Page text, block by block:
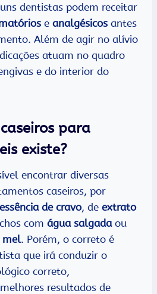
dentistas podem receitar
e analgésicos antes
Além de agir no alívio
atuam no quadro
e do interior do
para
existe?
encontrar diversas
caseiros, por
essência de cravo, de extrato
com água salgadaou
mel. Porém, o correto é
que irá conduzir o
correto,
resultados de